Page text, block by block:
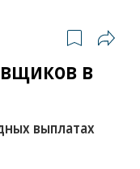
в
выплатах